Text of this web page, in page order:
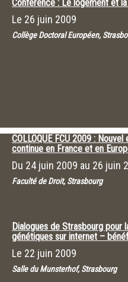
Conférence : Le logement et
Le 26 juin 2009
Collège Doctoral Européen,
COLLOQUE FCU 2009 :
continue en France et en
Du 24 juin 2009 au 26 juin
Faculté de Droit, Strasbourg
Dialogues de Strasbourg
génétiques sur internet –
Le 22 juin 2009
Salle du Munsterhof, Strasbourg